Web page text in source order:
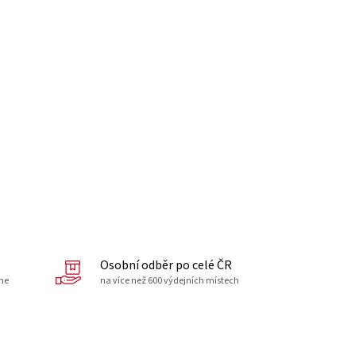
Osobní odběr po celé ČR
na více než 600 výdejních místech